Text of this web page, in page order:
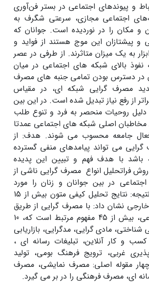
و پیوندهای اجتماعی در بستر فن‌آوری
اجتماعی مجازی، سرعتی شگرف به
و مکان را در نوردیده است. جوانان که
و پیشتازان این موج هستند از فواید و
به یک میزان متاثرند. از طرفی در عصر
بالای شبکه های اجتماعی در میان
در دسترس بودن تمامی جنبه های مصرف
مصرف گرایی شبکه ای، در مقیاس
از رفع نیاز تبدیل شده است. در این بین
دلیل روحیات منحصر به فرد و تنوع طلب
مخاطبان اصلی شبکه های اجتماعی عمدتا
جامعه محسوب می شوند. هدف: از
می تواند پیامدهای منفی گسترده
باشد با هدف فهم و تبیین این پدیده
فراتحلیل انواع مصرف گرایی ناشی از
در بین جوانان و زنان را مورد
مطالعه قرار داد. نتیجه: نتایج تحلیل کیفی متون بیش از 15
نشان داد: با مصرف گرایی از طریق
شبکه های اجتماعی، بیش از 45 مفهوم مرتبط است که، 10
شناختی، مادی گرایی، مدگرایی، بازاریابی
و کار آنلاین، تبلیغات رسانه ای ،
غربی، ترویج فرهنگ بومی، تولید
مقوله اصلی: مصرف نمایشی، مصرف
ای، مصرف فرهنگی را در بر می گیرد.